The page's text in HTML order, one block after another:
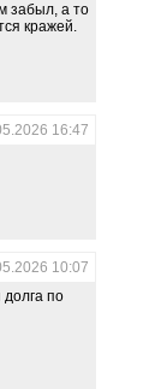
забыл, а то
кражей.
16:47
10:07
по